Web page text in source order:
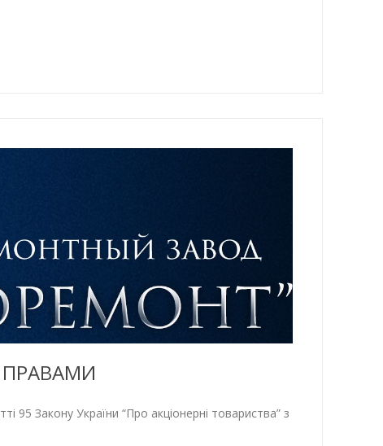
95 Закону України “Про акціонерні товариства” з